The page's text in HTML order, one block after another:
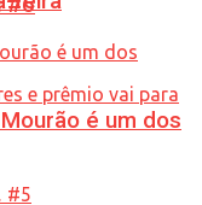
é um dos